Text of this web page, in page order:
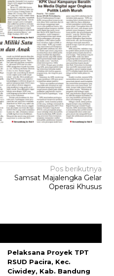
Pos berikutnya
Samsat Majalengka Gelar
Operasi Khusus
Pelaksana Proyek TPT
RSUD Pacira, Kec.
Ciwidey, Kab. Bandung